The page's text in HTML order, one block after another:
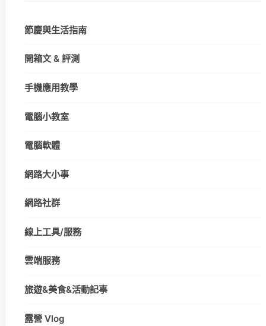
節慶與生活指南
開箱文 & 評測
手機應用教學
電腦小教室
電腦軟體
網路大小事
網路社群
線上工具/服務
雲端服務
旅遊&美食&活動記事
露營 Vlog